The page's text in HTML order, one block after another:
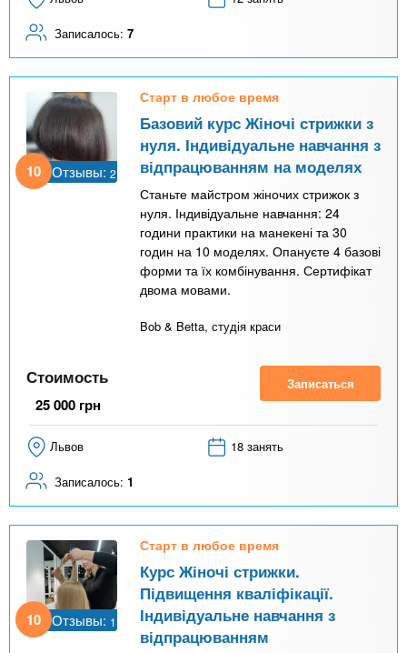
Записалось: 7
10 Отзывы: 2
Старт в любое время
Базовий курс Жіночі стрижки з
нуля. Індивідуальне навчання з
відпрацюванням на моделях
Станьте майстром жіночих стрижок з
нуля. Індивідуальне навчання: 24
години практики на манекені та 30
годин на 10 моделях. Опануєте 4 базові
форми та їх комбінування. Сертифікат
двома мовами.
Bob & Betta, студія краси
Стоимость
25 000 грн
Записаться
Львов 18 занять
Записалось: 1
10 Отзывы: 1
Старт в любое время
Курс Жіночі стрижки.
Підвищення кваліфікації.
Індивідуальне навчання з
відпрацюванням